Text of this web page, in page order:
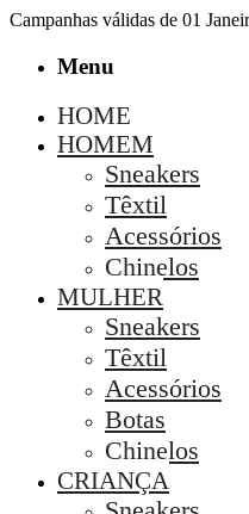
Campanhas válidas de 01
Menu
HOME
HOMEM
Sneakers
Têxtil
Acessórios
Chinelos
MULHER
Sneakers
Têxtil
Acessórios
Botas
Chinelos
CRIANÇA